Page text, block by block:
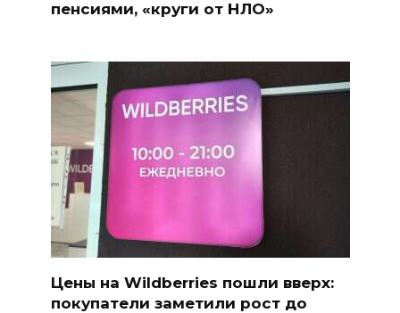
пенсиями, «круги от НЛО»
Цены на Wildberries пошли вверх:
покупатели заметили рост до